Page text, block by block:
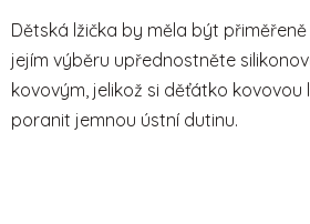
Dětská lžička by měla být přiměřeně
jejím výběru upřednostněte
kovovým, jelikož si děťátko kovovou
poranit jemnou ústní dutinu.